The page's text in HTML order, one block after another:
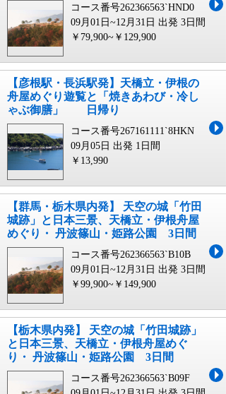
コース番号262366563`HND0
09月01日~12月31日 出発 3日間
￥79,900~￥129,900
【彦根駅・長浜駅発】天橋立・伊根の
舟屋めぐり遊覧と「焼きあわび・冷し
ゃぶ御膳」 日帰り
コース番号267161111`8HKN
09月05日 出発 1日間
￥13,990
【群馬・栃木県内発】 天空の城「竹田
城跡」と日本三景、天橋立・伊根舟屋
めぐり・ 丹波篠山・姫路公園 3日間
コース番号262366563`B10B
09月01日~12月31日 出発 3日間
￥99,900~￥149,900
【栃木県内発】 天空の城「竹田城跡」
と日本三景、天橋立・伊根舟屋めぐ
り・ 丹波篠山・姫路公園 3日間
コース番号262366563`B09F